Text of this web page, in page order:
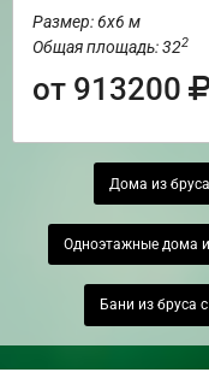
Размер: 6х6 м
Общая площадь: 322
от 913200
Дома из бруса
Одноэтажные дома
Бани из бруса